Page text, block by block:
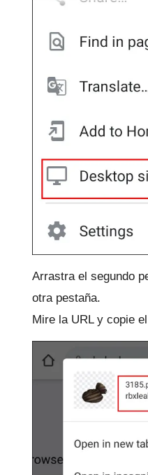
Arrastra el segundo
otra pestaña.
Mire la URL y copie